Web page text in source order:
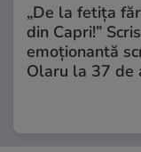
„De la fetița
din Capri!”
emoționantă
Olaru la 37 de